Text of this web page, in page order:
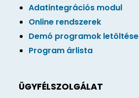
Adatintegrációs modul
Online rendszerek
Demó programok letöltése
Program árlista
ÜGYFÉLSZOLGÁLAT